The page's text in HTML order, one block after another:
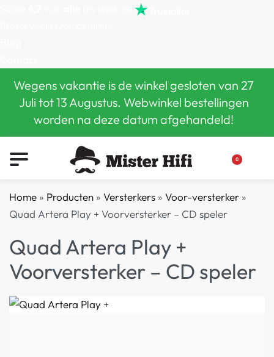
Wegens vakantie is de winkel gesloten van 27
Juli tot 13 Augustus. Webwinkel bestellingen
worden na deze datum afgehandeld!
0
Home » Producten » Versterkers » Voor-versterker »
Quad Artera Play + Voorversterker – CD speler
Quad Artera Play +
Voorversterker – CD speler